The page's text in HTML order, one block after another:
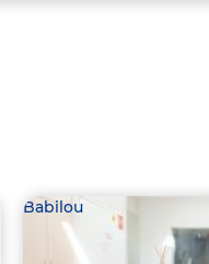
Babilou